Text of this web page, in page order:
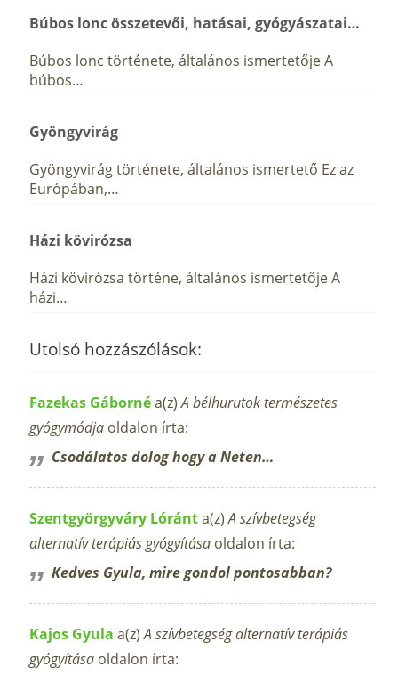
Búbos lonc összetevői, hatásai, gyógyászatai…
Búbos lonc története, általános ismertetője A
búbos…
Gyöngyvirág
Gyöngyvirág története, általános ismertető Ez az
Európában,…
Házi kövirózsa
Házi kövirózsa történe, általános ismertetője A
házi…
Utolsó hozzászólások:
Fazekas Gábornéa(z)A bélhurutok természetes
gyógymódja oldalon írta:
Csodálatos dolog hogy a Neten…
Szentgyörgyváry Lóránta(z)A szívbetegség
alternatív terápiás gyógyítása oldalon írta:
Kedves Gyula, mire gondol pontosabban?
Kajos Gyula a(z)A szívbetegség alternatív terápiás
gyógyítása oldalon írta: